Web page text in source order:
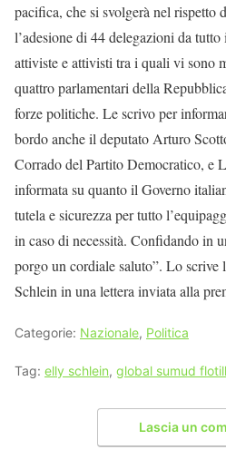
pacifica, che si svolgerà nel rispetto
l’adesione di 44 delegazioni da
attiviste e attivisti tra i quali vi sono
quattro parlamentari della
forze politiche. Le scrivo per
bordo anche il deputato Arturo
Corrado del Partito Democratico, e
informata su quanto il Governo
tutela e sicurezza per tutto
in caso di necessità. Confidando in
porgo un cordiale saluto”. Lo scrive
Schlein in una lettera inviata alla
Categorie: Nazionale, Politica
Tag: elly schlein, global sumud
Lascia un